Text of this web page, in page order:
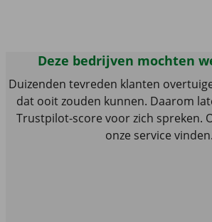
Deze bedrijven mochten
Duizenden tevreden klanten
dat ooit zouden kunnen. Daarom
Trustpilot-score voor zich spreken.
onze service vinden.